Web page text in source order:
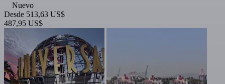
Nuevo
Desde 513,63 US$
487,95 US$